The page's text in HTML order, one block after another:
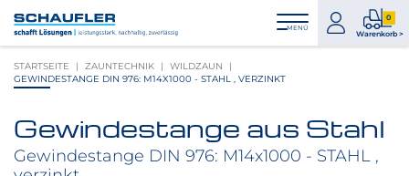
Inhalt
Hauptnavigation
Footernavigation
Logo
Schaufler
verlinkt
zur
MENÜ
zum
Konto
0
Warenkorb >
0
STARTSEITE ZAUNTECHNIK
WILDZAUN
GEWINDESTANGE DIN 976: M14X1000 - STAHL , VERZINKT
Produktbilder
Gewindestange aus Stahl
Gewindestange DIN 976: M14x1000 - STAHL ,